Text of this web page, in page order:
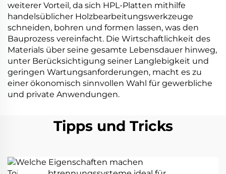
weiterer Vorteil, da sich HPL-Platten mithilfe
handelsüblicher Holzbearbeitungswerkzeuge
schneiden, bohren und formen lassen, was den
Bauprozess vereinfacht. Die Wirtschaftlichkeit des
Materials über seine gesamte Lebensdauer hinweg,
unter Berücksichtigung seiner Langlebigkeit und
geringen Wartungsanforderungen, macht es zu
einer ökonomisch sinnvollen Wahl für gewerbliche
und private Anwendungen.
Tipps und Tricks